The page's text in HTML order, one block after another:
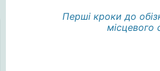
Перші кроки до
місцевого